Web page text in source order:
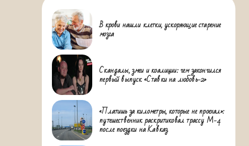
В крови нашли клетки, ускоряющие старение
мозга
Скандалы, змеи и коалиции: чем закончился
первый выпуск «Ставки на любовь-2»
«Платишь за километры, которые не проехал»:
путешественник раскритиковал трассу М-4
после поездки на Кавказ